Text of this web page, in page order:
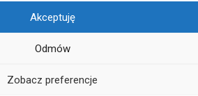
Akceptuję
Odmów
Zobacz preferencje